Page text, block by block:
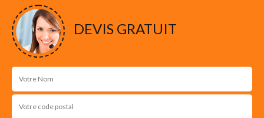
DEVIS GRATUIT